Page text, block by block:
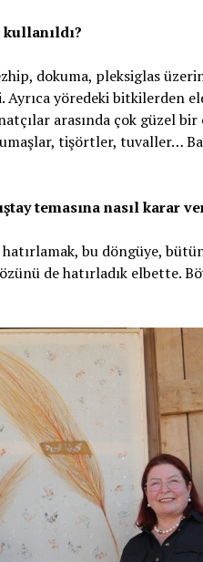
dokuma, pleksiglas
yöredeki bitkilerden
arasında çok güzel
tişörtler, tuvaller…
temasına nasıl karar
bu döngüye,
de hatırladık elbette.